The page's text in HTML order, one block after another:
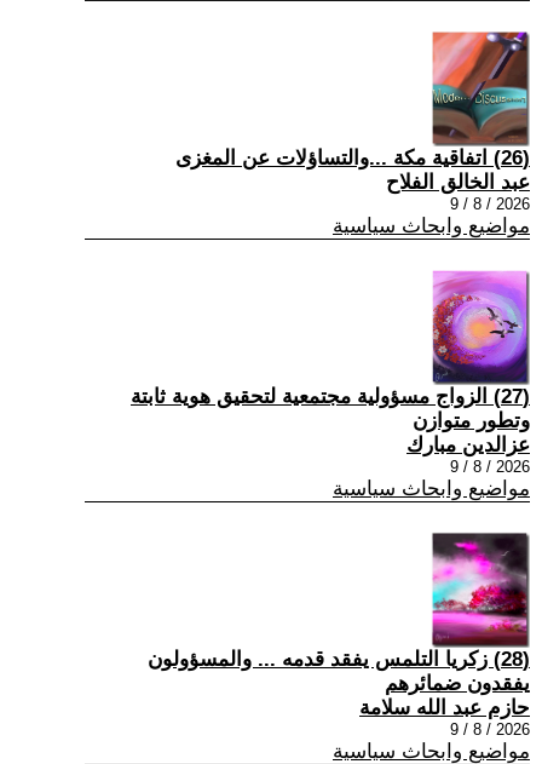
(26) اتفاقية مكة ...والتساؤلات عن المغزى
عبد الخالق الفلاح
2026 / 8 / 9
مواضيع وابحاث سياسية
(27) الزواج مسؤولية مجتمعية لتحقيق هوية ثابتة
وتطور متوازن
عزالدين مبارك
2026 / 8 / 9
مواضيع وابحاث سياسية
(28) زكريا التلمس يفقد قدمه ... والمسؤولون
يفقدون ضمائرهم
حازم عبد الله سلامة
2026 / 8 / 9
مواضيع وابحاث سياسية